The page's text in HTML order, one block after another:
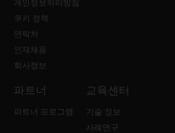
개인정보처리방침
쿠키 정책
연락처
인재채용
회사정보
파트너
파트너 프로그램
교육센터
기술 정보
사례연구